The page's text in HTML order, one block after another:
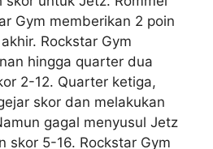
Gym memberikan 2 poin
Rockstar Gym
hingga quarter dua
2-12. Quarter ketiga,
skor dan melakukan
gagal menyusul Jetz
skor 5-16. Rockstar Gym